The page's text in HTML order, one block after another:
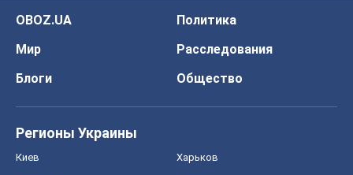
OBOZ.UA
Политика
Мир
Расследования
Блоги
Общество
Регионы Украины
Киев Харьков